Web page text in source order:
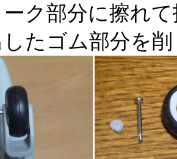
ク部分に擦れ
たゴム部分を